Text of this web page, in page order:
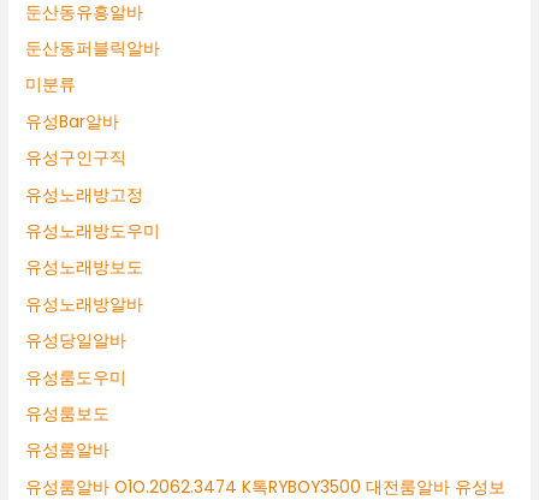
둔산동유흥알바
둔산동퍼블릭알바
미분류
유성Bar알바
유성구인구직
유성노래방고정
유성노래방도우미
유성노래방보도
유성노래방알바
유성당일알바
유성룸도우미
유성룸보도
유성룸알바
유성룸알바 O1O.2062.3474 K톡RYBOY3500 대전룸알바 유성보